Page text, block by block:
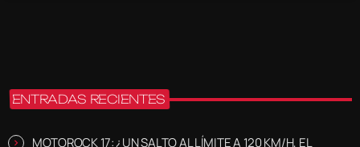
ENTRADAS RECIENTES
MOTOROCK 17: ¿UN SALTO AL LÍMITE A 120 KM/H, EL